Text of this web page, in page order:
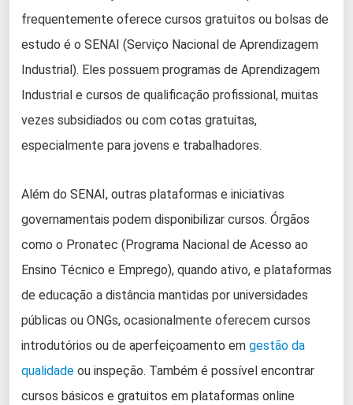
frequentemente oferece cursos gratuitos ou bolsas de
estudo é o SENAI (Serviço Nacional de Aprendizagem
Industrial). Eles possuem programas de Aprendizagem
Industrial e cursos de qualificação profissional, muitas
vezes subsidiados ou com cotas gratuitas,
especialmente para jovens e trabalhadores.
Além do SENAI, outras plataformas e iniciativas
governamentais podem disponibilizar cursos. Órgãos
como o Pronatec (Programa Nacional de Acesso ao
Ensino Técnico e Emprego), quando ativo, e plataformas
de educação a distância mantidas por universidades
públicas ou ONGs, ocasionalmente oferecem cursos
introdutórios ou de aperfeiçoamento em gestão da
qualidade ou inspeção. Também é possível encontrar
cursos básicos e gratuitos em plataformas online